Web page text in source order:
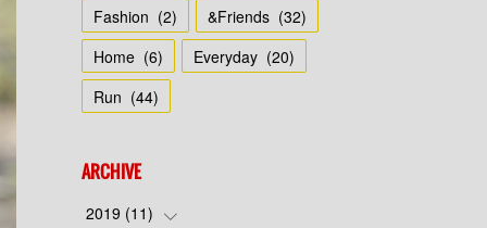
Fashion (2) &Friends (32)
Home (6) Everyday (20)
Run (44)
ARCHIVE
2019 (11)